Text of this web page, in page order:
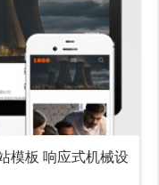
模板 响应式机械设